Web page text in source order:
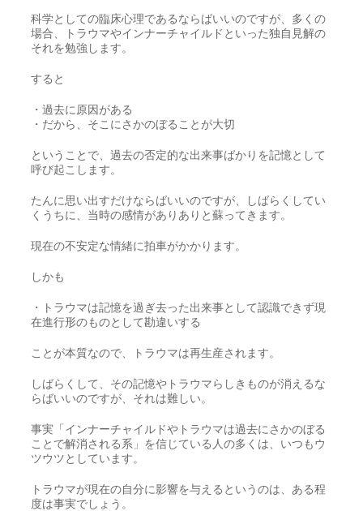
科学としての臨床心理であるならばいいのですが、多くの
場合、トラウマやインナーチャイルドといった独自見解の
それを勉強します。
すると
・過去に原因がある
・だから、そこにさかのぼることが大切
ということで、過去の否定的な出来事ばかりを記憶として
呼び起こします。
たんに思い出すだけならばいいのですが、しばらくしてい
くうちに、当時の感情がありありと蘇ってきます。
現在の不安定な情緒に拍車がかかります。
しかも
・トラウマは記憶を過ぎ去った出来事として認識できず現
在進行形のものとして勘違いする
ことが本質なので、トラウマは再生産されます。
しばらくして、その記憶やトラウマらしきものが消えるな
らばいいのですが、それは難しい。
事実「インナーチャイルドやトラウマは過去にさかのぼる
ことで解消される系」を信じている人の多くは、いつもウ
ツウツとしています。
トラウマが現在の自分に影響を与えるというのは、ある程
度は事実でしょう。